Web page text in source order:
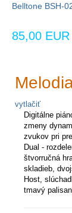
Belltone BSH-
85,00 EUR
vytlačiť
Digitálne
zmeny
zvukov pri
Dual -
štvorručná
skladieb,
Host,
tmavý